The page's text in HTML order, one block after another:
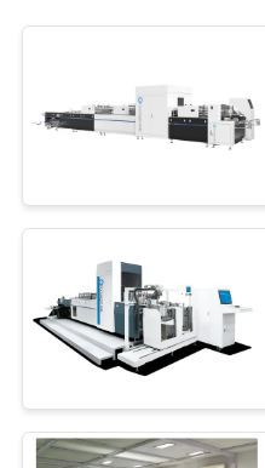
แผนผัง
เว็บไซต์
PRIVACY
POLICY